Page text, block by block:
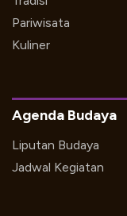
Pariwisata
Kuliner
Agenda Budaya
Liputan Budaya
Jadwal Kegiatan